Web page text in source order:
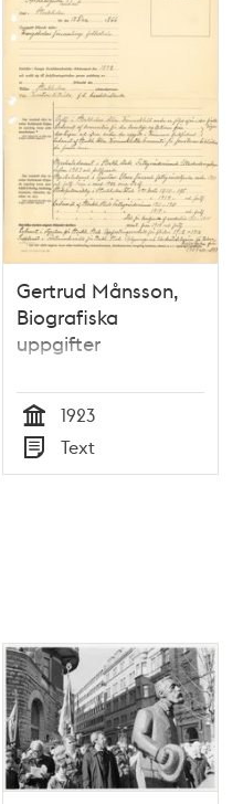
Gertrud Månsson,
Biografiska
uppgifter
Tid
1923
Typ
Text